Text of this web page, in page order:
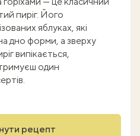
пиріг. Його
яблуках, які
дно форми, а зверху
випікається,
один
рецепт